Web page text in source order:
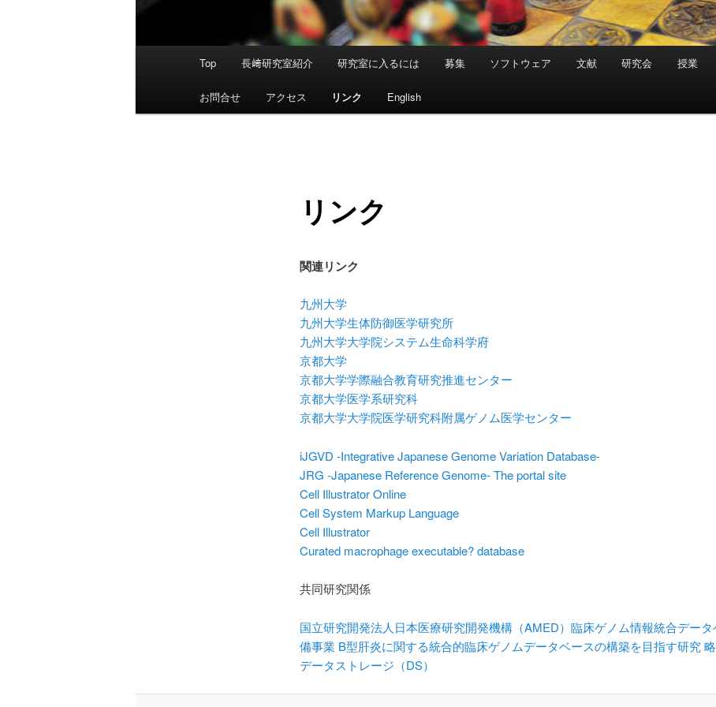
メ
Top 長﨑研究室紹介 研究室に入るには 募集 ソフトウェア 文献 研究会 授業
お問合せ アクセス リンク English
リンク
関連リンク
九州大学
九州大学生体防御医学研究所
九州大学大学院システム生命科学府
京都大学
京都大学学際融合教育研究推進センター
京都大学医学系研究科
京都大学大学院医学研究科附属ゲノム医学センター
iJGVD -Integrative Japanese Genome Variation Database-
JRG -Japanese Reference Genome- The portal site
Cell Illustrator Online
Cell System Markup Language
Cell Illustrator
Curated macrophage executable? database
共同研究関係
国立研究開発法人日本医療研究開発機構（AMED）臨床ゲノム情報統合デー
備事業 B型肝炎に関する統合的臨床ゲノムデータベースの構築を目指す研究
データストレージ（DS）